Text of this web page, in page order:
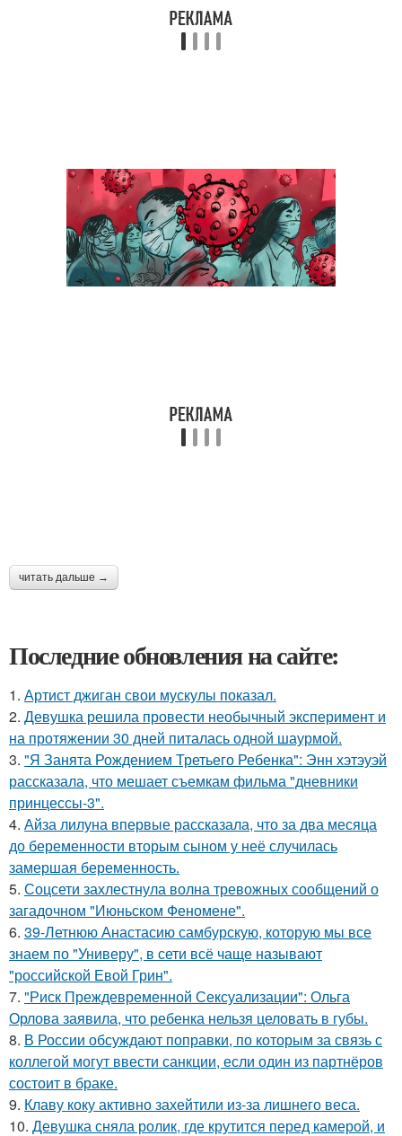
читать дальше →
Последние обновления на сайте:
1. Артист джиган свои мускулы показал.
2. Девушка решила провести необычный эксперимент и
на протяжении 30 дней питалась одной шаурмой.
3. "Я Занята Рождением Третьего Ребенка": Энн хэтэуэй
рассказала, что мешает съемкам фильма "дневники
принцессы-3".
4. Айза лилуна впервые рассказала, что за два месяца
до беременности вторым сыном у неё случилась
замершая беременность.
5. Соцсети захлестнула волна тревожных сообщений о
загадочном "Июньском Феномене".
6. 39-Летнюю Анастасию самбурскую, которую мы все
знаем по "Универу", в сети всё чаще называют
"российской Евой Грин".
7. "Риск Преждевременной Сексуализации": Ольга
Орлова заявила, что ребенка нельзя целовать в губы.
8. В России обсуждают поправки, по которым за связь с
коллегой могут ввести санкции, если один из партнёров
состоит в браке.
9. Клаву коку активно захейтили из-за лишнего веса.
10. Девушка сняла ролик, где крутится перед камерой, и